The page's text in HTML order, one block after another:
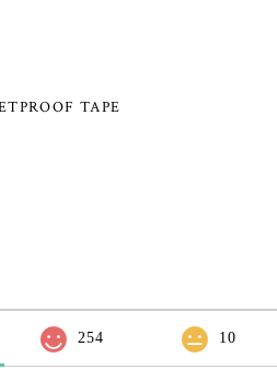
TAPE
254 10